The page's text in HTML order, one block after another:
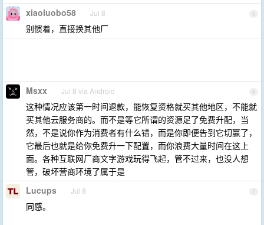
5
xiaoluobo58 Jul 8
别惯着，直接换其他厂
6
Msxx Jul 8 via Android
这种情况应该第一时间退款，能恢复资格就买其他地区，不能就
买其他云服务商的。而不是等它所谓的资源足了免费升配，当
然，不是说你作为消费者有什么错，而是你即便告到它切赢了，
它最后也就是给你免费升一下配置，而你浪费大量时间在这上
面。各种互联网厂商文字游戏玩得飞起，管不过来，也没人想
管，破坏营商环境了属于是
7
Lucups Jul 8
同感。